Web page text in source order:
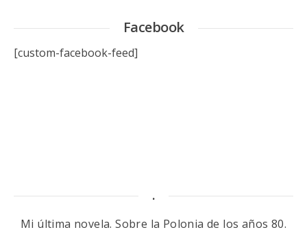
Facebook
[custom-facebook-feed]
.
Mi última novela. Sobre la Polonia de los años 80.